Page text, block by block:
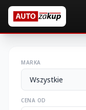
MARKA
CENA OD